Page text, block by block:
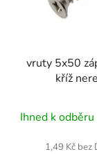
vruty 5x50
kříž
Ihned k odběru
1,49 Kč bez